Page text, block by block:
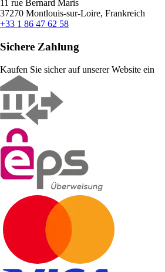
11 rue Bernard Maris
37270 Montlouis-sur-Loire, Frankreich
+33 1 86 47 62 58
Sichere Zahlung
Kaufen Sie sicher auf unserer Website ein